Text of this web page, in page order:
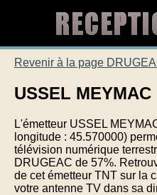
Revenir à la page
USSEL MEYMAC
L'émetteur USSEL
longitude : 45.570000)
télévision numérique
DRUGEAC de 57%.
de cet émetteur TNT sur la
votre antenne TV dans sa